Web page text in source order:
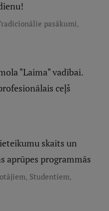
pasākumi,
"Laima" vadībai.
ceļš
skaits un
aprūpes programmās
, Studentiem,